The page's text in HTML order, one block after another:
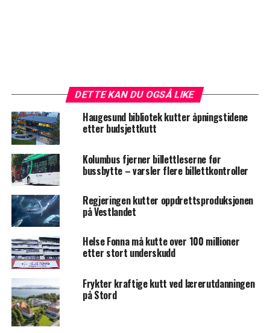
DETTE KAN DU OGSÅ LIKE
Haugesund bibliotek kutter åpningstidene
etter budsjettkutt
Kolumbus fjerner billettleserne før
bussbytte – varsler flere billettkontroller
Regjeringen kutter oppdrettsproduksjonen
på Vestlandet
Helse Fonna må kutte over 100 millioner
etter stort underskudd
Frykter kraftige kutt ved lærerutdanningen
på Stord